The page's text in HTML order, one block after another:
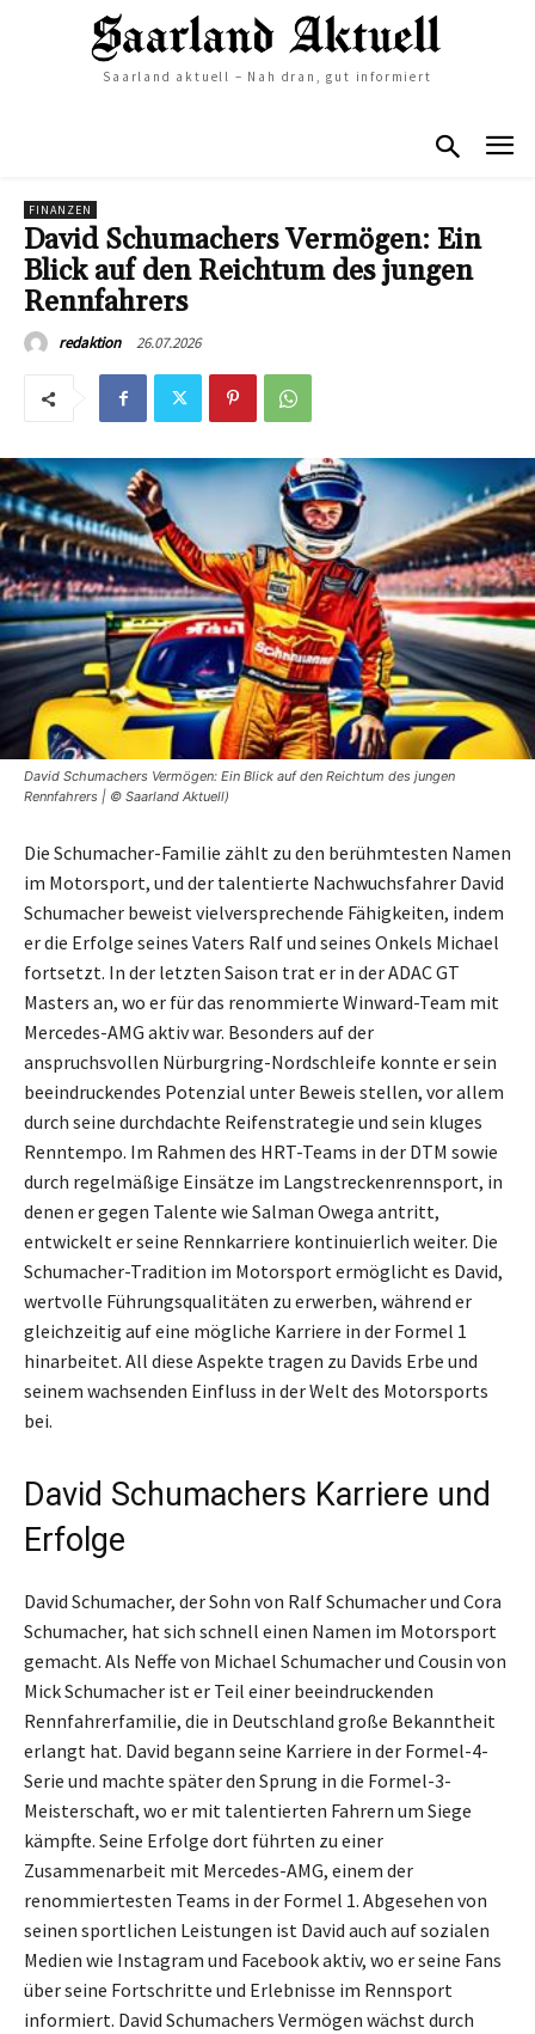
Saarland aktuell – Nah dran, gut informiert
FINANZEN
David Schumachers Vermögen: Ein
Blick auf den Reichtum des jungen
Rennfahrers
redaktion 26.07.2026
David Schumachers Vermögen: Ein Blick auf den Reichtum des jungen
Rennfahrers | © Saarland Aktuell)
Die Schumacher-Familie zählt zu den berühmtesten Namen
im Motorsport, und der talentierte Nachwuchsfahrer David
Schumacher beweist vielversprechende Fähigkeiten, indem
er die Erfolge seines Vaters Ralf und seines Onkels Michael
fortsetzt. In der letzten Saison trat er in der ADAC GT
Masters an, wo er für das renommierte Winward-Team mit
Mercedes-AMG aktiv war. Besonders auf der
anspruchsvollen Nürburgring-Nordschleife konnte er sein
beeindruckendes Potenzial unter Beweis stellen, vor allem
durch seine durchdachte Reifenstrategie und sein kluges
Renntempo. Im Rahmen des HRT-Teams in der DTM sowie
durch regelmäßige Einsätze im Langstreckenrennsport, in
denen er gegen Talente wie Salman Owega antritt,
entwickelt er seine Rennkarriere kontinuierlich weiter. Die
Schumacher-Tradition im Motorsport ermöglicht es David,
wertvolle Führungsqualitäten zu erwerben, während er
gleichzeitig auf eine mögliche Karriere in der Formel 1
hinarbeitet. All diese Aspekte tragen zu Davids Erbe und
seinem wachsenden Einfluss in der Welt des Motorsports
bei.
David Schumachers Karriere und
Erfolge
David Schumacher, der Sohn von Ralf Schumacher und Cora
Schumacher, hat sich schnell einen Namen im Motorsport
gemacht. Als Neffe von Michael Schumacher und Cousin von
Mick Schumacher ist er Teil einer beeindruckenden
Rennfahrerfamilie, die in Deutschland große Bekanntheit
erlangt hat. David begann seine Karriere in der Formel-4-
Serie und machte später den Sprung in die Formel-3-
Meisterschaft, wo er mit talentierten Fahrern um Siege
kämpfte. Seine Erfolge dort führten zu einer
Zusammenarbeit mit Mercedes-AMG, einem der
renommiertesten Teams in der Formel 1. Abgesehen von
seinen sportlichen Leistungen ist David auch auf sozialen
Medien wie Instagram und Facebook aktiv, wo er seine Fans
über seine Fortschritte und Erlebnisse im Rennsport
informiert. David Schumachers Vermögen wächst durch